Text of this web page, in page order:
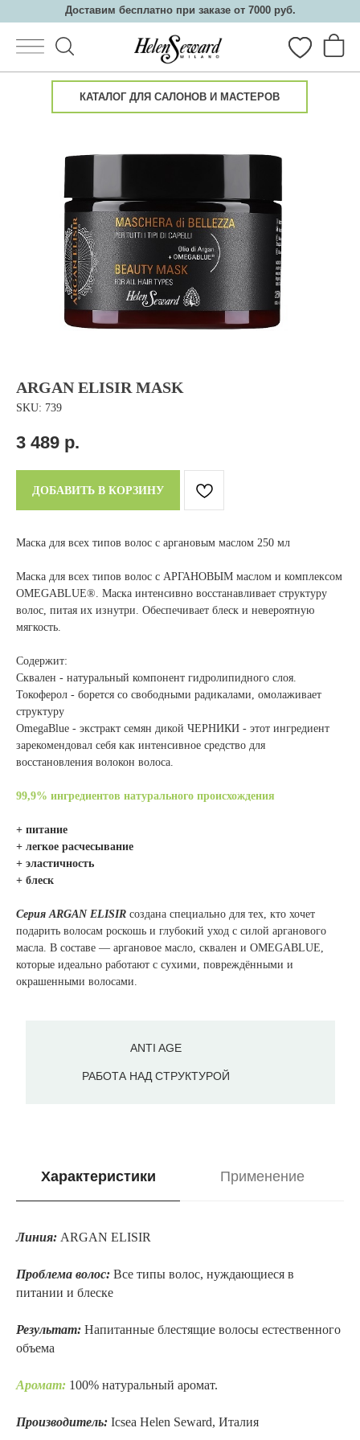
Доставим бесплатно при заказе от 7000 руб.
КАТАЛОГ ДЛЯ САЛОНОВ И МАСТЕРОВ
ARGAN ELISIR MASK
SKU: 739
3 489 р.
ДОБАВИТЬ В КОРЗИНУ
Маска для всех типов волос с аргановым маслом 250 мл
Маска для всех типов волос с АРГАНОВЫМ маслом и комплексом
OMEGABLUE®. Маска интенсивно восстанавливает структуру
волос, питая их изнутри. Обеспечивает блеск и невероятную
мягкость.
Содержит:
Сквален - натуральный компонент гидролипидного слоя.
Токоферол - борется со свободными радикалами, омолаживает
структуру
OmegaBlue - экстракт семян дикой ЧЕРНИКИ - этот ингредиент
зарекомендовал себя как интенсивное средство для
восстановления волокон волоса.
99,9% ингредиентов натурального происхождения
+ питание
+ легкое расчесывание
+ эластичность
+ блеск
Серия ARGAN ELISIR создана специально для тех, кто хочет
подарить волосам роскошь и глубокий уход с силой арганового
масла. В составе — аргановое масло, сквален и OMEGABLUE,
которые идеально работают с сухими, повреждёнными и
окрашенными волосами.
ANTI AGE
РАБОТА НАД СТРУКТУРОЙ
Характеристики Применение
Линия: ARGAN ELISIR
Проблема волос: Все типы волос, нуждающиеся в
питании и блеске
Результат: Напитанные блестящие волосы естественного
объема
Аромат: 100% натуральный аромат.
Производитель: Icsea Helen Seward, Италия